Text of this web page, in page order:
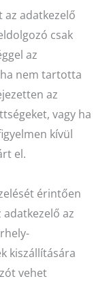
az adatkezelő
csak
az
nem tartotta
az
vagy ha
kívül
el.
érintően
az
kiszállítására
vehet